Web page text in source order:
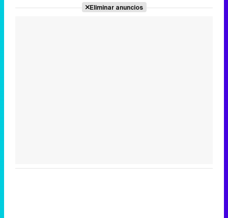
Eliminar anuncios